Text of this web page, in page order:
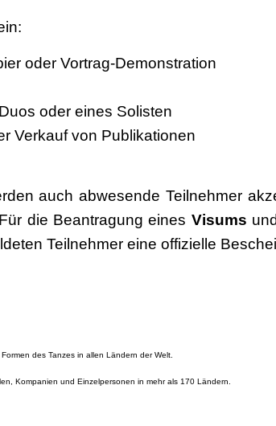
oder Vortrag-Demonstration
oder eines Solisten
Verkauf von Publikationen
auch abwesende Teilnehmer
die Beantragung eines Visums
Teilnehmer eine offizielle
des Tanzes in allen Ländern der Welt.
Kompanien und Einzelpersonen in mehr als 170 Ländern.